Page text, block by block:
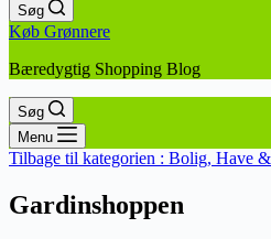
Søg
Køb Grønnere
Bæredygtig Shopping Blog
Søg
Menu
Tilbage til kategorien : Bolig, Have
Gardinshoppen